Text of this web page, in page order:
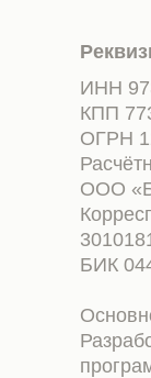
ИНН
КПП
ОГРН
ООО
БИК